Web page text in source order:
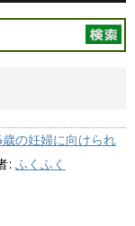
の妊婦に向けられ
: ふくふく